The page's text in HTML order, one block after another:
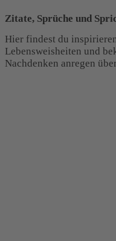
Zitate, Sprüche und
Hier findest du
Lebensweisheiten und
Nachdenken anregen